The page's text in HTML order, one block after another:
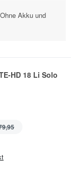
Akku und
HD 18 Li Solo